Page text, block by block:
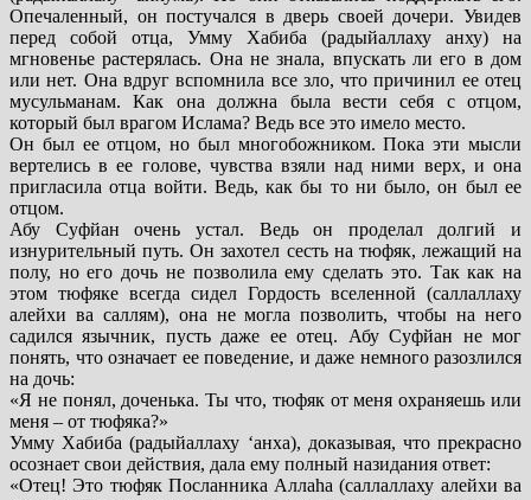
Опечаленный, он постучался в дверь своей дочери. Увидев
перед собой отца, Умму Хабиба (радыйаллаху анху) на
мгновенье растерялась. Она не знала, впускать ли его в дом
или нет. Она вдруг вспомнила все зло, что причинил ее отец
мусульманам. Как она должна была вести себя с отцом,
который был врагом Ислама? Ведь все это имело место.
Он был ее отцом, но был многобожником. Пока эти мысли
вертелись в ее голове, чувства взяли над ними верх, и она
пригласила отца войти. Ведь, как бы то ни было, он был ее
отцом.
Абу Суфйан очень устал. Ведь он проделал долгий и
изнурительный путь. Он захотел сесть на тюфяк, лежащий на
полу, но его дочь не позволила ему сделать это. Так как на
этом тюфяке всегда сидел Гордость вселенной (саллаллаху
алейхи ва саллям), она не могла позволить, чтобы на него
садился язычник, пусть даже ее отец. Абу Суфйан не мог
понять, что означает ее поведение, и даже немного разозлился
на дочь:
«Я не понял, доченька. Ты что, тюфяк от меня охраняешь или
меня – от тюфяка?»
Умму Хабиба (радыйаллаху ‘анха), доказывая, что прекрасно
осознает свои действия, дала ему полный назидания ответ:
«Отец! Это тюфяк Посланника Аллаhа (саллаллаху алейхи ва